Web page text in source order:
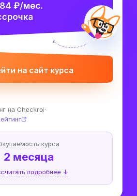
₽/мес.
на сайт курса
на Checkroi·
курса
2 месяца
подробнее ↓